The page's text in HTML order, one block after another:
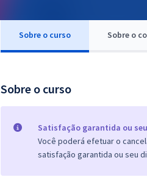
Sobre o curso Sobre o
Sobre o curso
Satisfação garantida ou
Você poderá efetuar o
satisfação garantida ou seu